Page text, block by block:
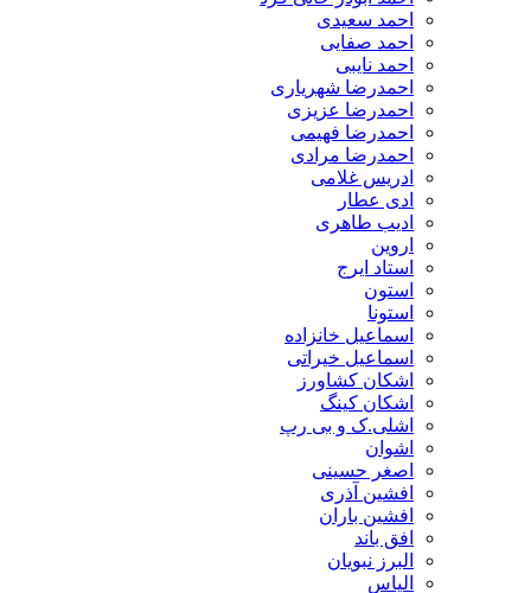
احمد سعیدی
احمد صفایی
احمد نایبی
احمدرضا شهریاری
احمدرضا عزیزی
احمدرضا فهیمی
احمدرضا مرادی
ادریس غلامی
ادی عطار
ادیب طاهری
اروین
استاد ایرج
استون
استونا
اسماعیل خانزاده
اسماعیل خیراتی
اشکان کشاورز
اشکان کینگ
اشلی.ک و بی رپ
اشوان
اصغر حسینی
افشین آذری
افشین باران
افق باند
البرز نبویان
الیاس